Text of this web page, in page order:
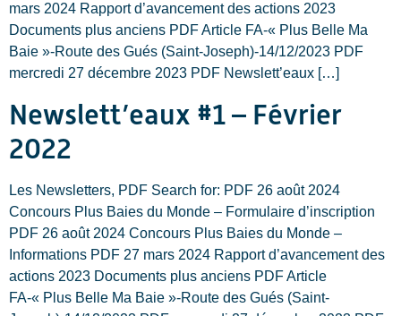
mars 2024 Rapport d’avancement des actions 2023
Documents plus anciens PDF Article FA-« Plus Belle Ma
Baie »-Route des Gués (Saint-Joseph)-14/12/2023 PDF
mercredi 27 décembre 2023 PDF Newslett’eaux […]
Newslett’eaux #1 – Février
2022
Les Newsletters, PDF Search for: PDF 26 août 2024
Concours Plus Baies du Monde – Formulaire d’inscription
PDF 26 août 2024 Concours Plus Baies du Monde –
Informations PDF 27 mars 2024 Rapport d’avancement des
actions 2023 Documents plus anciens PDF Article
FA-« Plus Belle Ma Baie »-Route des Gués (Saint-